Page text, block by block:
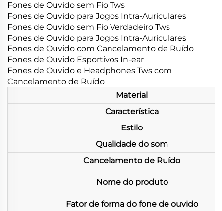
Fones de Ouvido sem Fio Tws
Fones de Ouvido para Jogos Intra-Auriculares
Fones de Ouvido sem Fio Verdadeiro Tws
Fones de Ouvido para Jogos Intra-Auriculares
Fones de Ouvido com Cancelamento de Ruído
Fones de Ouvido Esportivos In-ear
Fones de Ouvido e Headphones Tws com
Cancelamento de Ruído
Material
Característica
Estilo
Qualidade do som
Cancelamento de Ruído
Nome do produto
Fator de forma do fone de ouvido